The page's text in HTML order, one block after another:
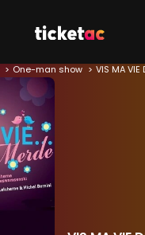
One-man show VIS MA VIE